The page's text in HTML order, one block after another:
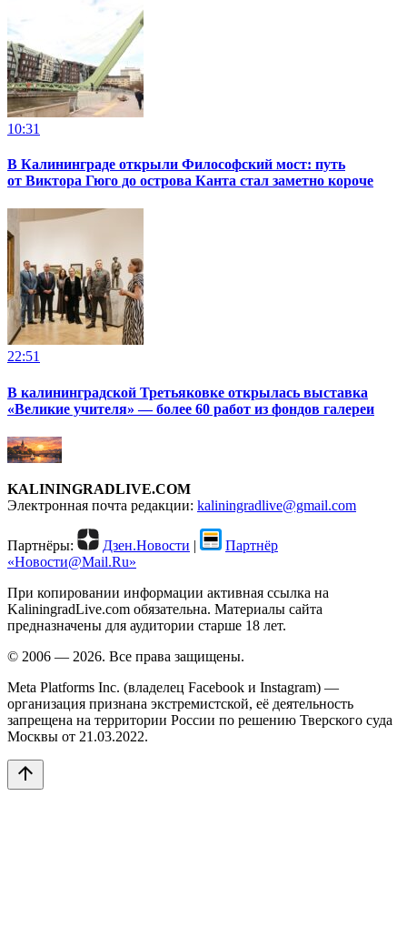
10:31
В Калининграде открыли Философский мост: путь
от Виктора Гюго до острова Канта стал заметно короче
22:51
В калининградской Третьяковке открылась выставка
«Великие учителя» — более 60 работ из фондов галереи
KALININGRADLIVE.COM
Электронная почта редакции: kaliningradlive@gmail.com
Партнёры: Дзен.Новости |
Партнёр
«Новости@Mail.Ru»
При копировании информации активная ссылка на
KaliningradLive.com обязательна. Материалы сайта
предназначены для аудитории старше 18 лет.
© 2006 — 2026. Все права защищены.
Meta Platforms Inc. (владелец Facebook и Instagram) —
организация признана экстремистской, её деятельность
запрещена на территории России по решению Тверского суда
Москвы от 21.03.2022.
arrow_upward